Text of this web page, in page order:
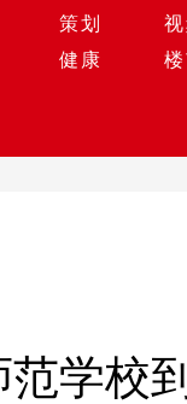
策划
健康
学校